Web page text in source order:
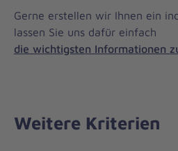
Gerne erstellen wir Ihnen ein
lassen Sie uns dafür einfach
die wichtigsten Informationen
Weitere Kriterien